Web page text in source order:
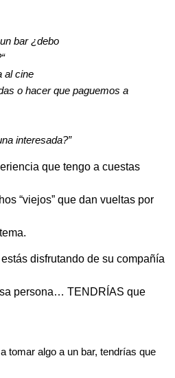
bar ¿debo
al cine
o hacer que paguemos a
interesada?”
que tengo a cuestas
“viejos” que dan vueltas por
disfrutando de su compañía
persona… TENDRÍAS que
tomar algo a un bar, tendrías que